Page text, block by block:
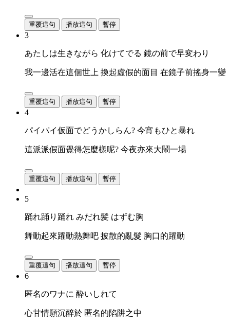
重覆這句 播放這句 暫停
3
あたしは生きながら 化けてでる 鏡の前で早変わり
我一邊活在這個世上 換起虛假的面目 在鏡子前搖身一變
重覆這句 播放這句 暫停
4
パイパイ仮面でどうかしらん? 今宵もひと暴れ
這派派假面覺得怎麼樣呢? 今夜亦來大鬧一場
重覆這句 播放這句 暫停
5
踊れ踊り踊れ みだれ髪 はずむ胸
舞動起來躍動熱舞吧 披散的亂髮 胸口的躍動
重覆這句 播放這句 暫停
6
匿名のワナに 酔いしれて
心甘情願沉醉於 匿名的陷阱之中